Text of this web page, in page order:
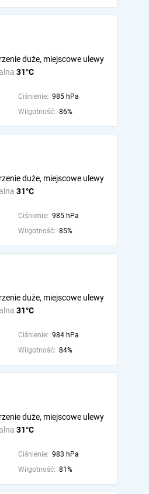
31°C
duże, miejscowe ulewy
Ciśnienie: 985 hPa
Wilgotność: 86%
31°C
duże, miejscowe ulewy
Ciśnienie: 985 hPa
Wilgotność: 85%
31°C
duże, miejscowe ulewy
Ciśnienie: 984 hPa
Wilgotność: 84%
31°C
duże, miejscowe ulewy
Ciśnienie: 983 hPa
Wilgotność: 81%